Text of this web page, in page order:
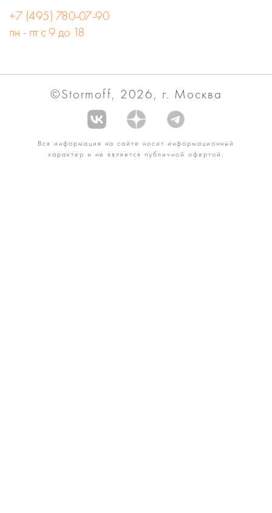
+7 (495) 780-07-90
пн - пт с 9 до 18
©Stormoff, 2026, г. Москва
Вся информация на сайте носит информационный
характер и не является публичной офертой.